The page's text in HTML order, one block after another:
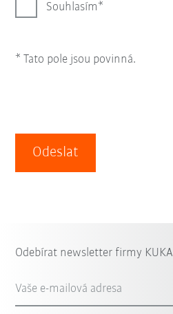
Souhlasím
* Tato pole jsou povinná.
Odeslat
Odebírat newsletter firmy KUKA
Vaše e-mailová adresa